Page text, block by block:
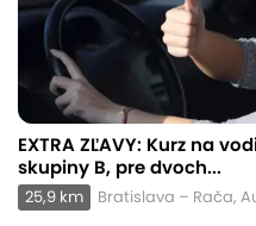
EXTRA ZĽAVY: Kurz na
skupiny B, pre dvoch...
25,9 km Bratislava – Rača,